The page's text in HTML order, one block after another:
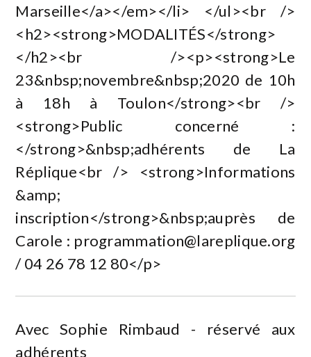
Marseille</a></em></li> </ul><br />
<h2><strong>MODALITÉS</strong>
</h2><br /><p><strong>Le
23&nbsp;novembre&nbsp;2020 de 10h
à 18h à Toulon</strong><br />
<strong>Public concerné :
</strong>&nbsp;adhérents de La
Réplique<br /> <strong>Informations
&amp;
inscription</strong>&nbsp;auprès de
Carole : programmation@lareplique.org
/ 04 26 78 12 80</p>
Avec Sophie Rimbaud - réservé aux
adhérents